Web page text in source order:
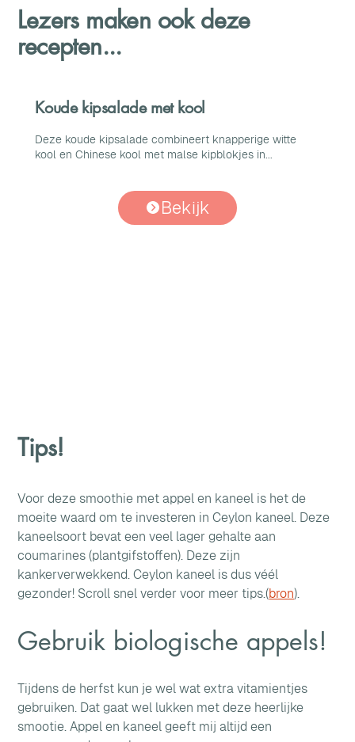
Tips!
Voor deze smoothie met appel en kaneel is het de
moeite waard om te investeren in Ceylon kaneel. Deze
kaneelsoort bevat een veel lager gehalte aan
coumarines (plantgifstoffen). Deze zijn
kankerverwekkend. Ceylon kaneel is dus véél
gezonder! Scroll snel verder voor meer tips.(bron).
Gebruik biologische appels!
Tijdens de herfst kun je wel wat extra vitamientjes
gebruiken. Dat gaat wel lukken met deze heerlijke
smootie. Appel en kaneel geeft mij altijd een
Lezers maken ook deze
recepten...
Koude kipsalade met kool
Deze koude kipsalade combineert knapperige witte
kool en Chinese kool met malse kipblokjes in...
Bekijk